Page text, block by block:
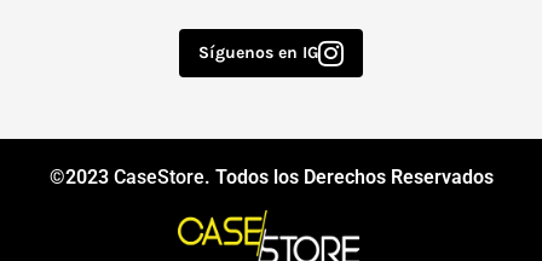
Síguenos en IG
©2023 CaseStore. Todos los Derechos Reservados